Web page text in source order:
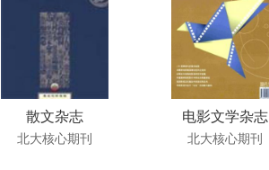
散文杂志
北大核心期刊
电影文学杂志
北大核心期刊